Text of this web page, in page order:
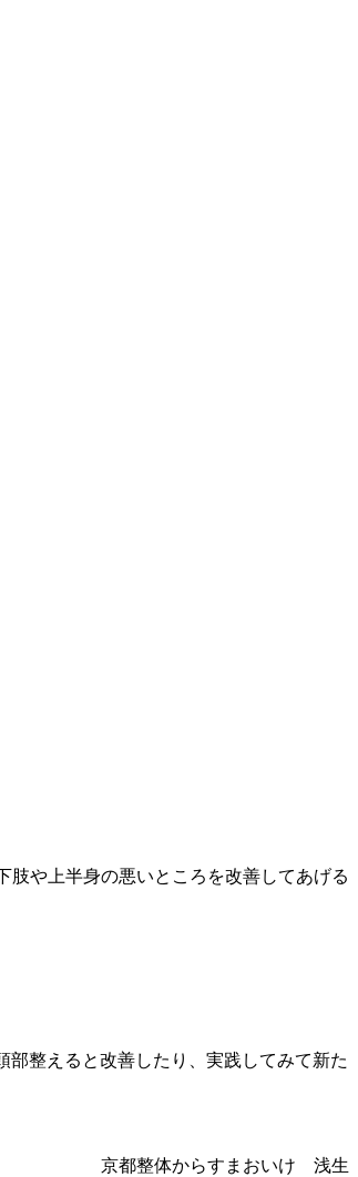
や上半身の悪いところを改善してあげる
整えると改善したり、実践してみて新た
おいけ 浅生